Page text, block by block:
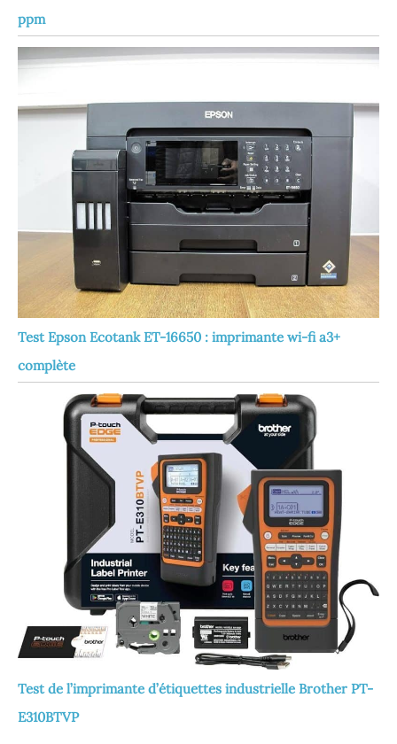
ppm
Test Epson Ecotank ET-16650 : imprimante wi-fi a3+
complète
Test de l’imprimante d’étiquettes industrielle Brother PT-
E310BTVP